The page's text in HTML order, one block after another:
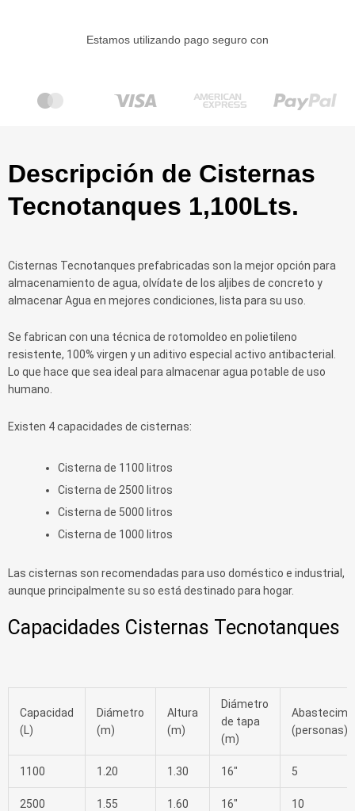
Estamos utilizando pago seguro con
Descripción de Cisternas
Tecnotanques 1,100Lts.
Cisternas Tecnotanques prefabricadas son la mejor opción para
almacenamiento de agua, olvídate de los aljibes de concreto y
almacenar Agua en mejores condiciones, lista para su uso.
Se fabrican con una técnica de rotomoldeo en polietileno
resistente, 100% virgen y un aditivo especial activo antibacterial.
Lo que hace que sea ideal para almacenar agua potable de uso
humano.
Existen 4 capacidades de cisternas:
Cisterna de 1100 litros
Cisterna de 2500 litros
Cisterna de 5000 litros
Cisterna de 1000 litros
Las cisternas son recomendadas para uso doméstico e industrial,
aunque principalmente su so está destinado para hogar.
Capacidades Cisternas Tecnotanques
Capacidad
(L)
Diámetro
(m)
Altura
(m)
Diámetro
de tapa
(m)
(personas)
1100 1.20 1.30 16″ 5
2500 1.55 1.60 16″ 10